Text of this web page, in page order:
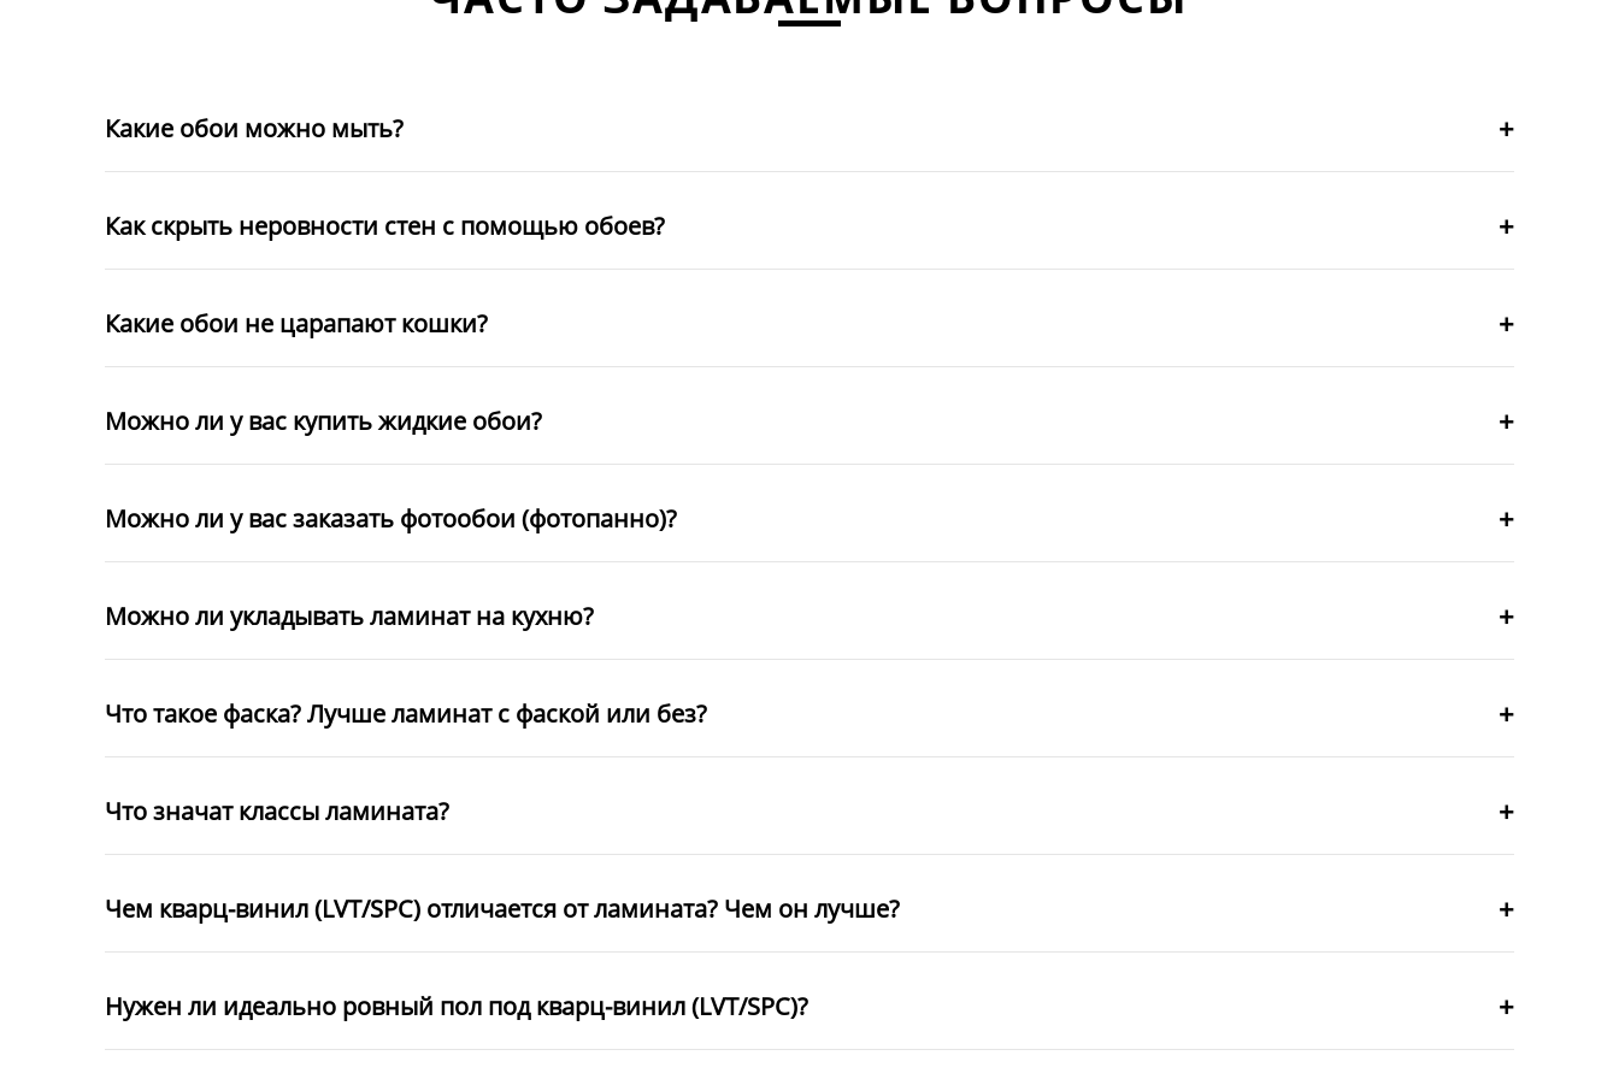
Какие обои можно мыть?
Как скрыть неровности стен с помощью обоев?
Какие обои не царапают кошки?
Можно ли у вас купить жидкие обои?
Можно ли у вас заказать фотообои (фотопанно)?
Можно ли укладывать ламинат на кухню?
Что такое фаска? Лучше ламинат с фаской или без?
Что значат классы ламината?
Чем кварц-винил (LVT/SPC) отличается от ламината? Чем он лучше?
Нужен ли идеально ровный пол под кварц-винил (LVT/SPC)?